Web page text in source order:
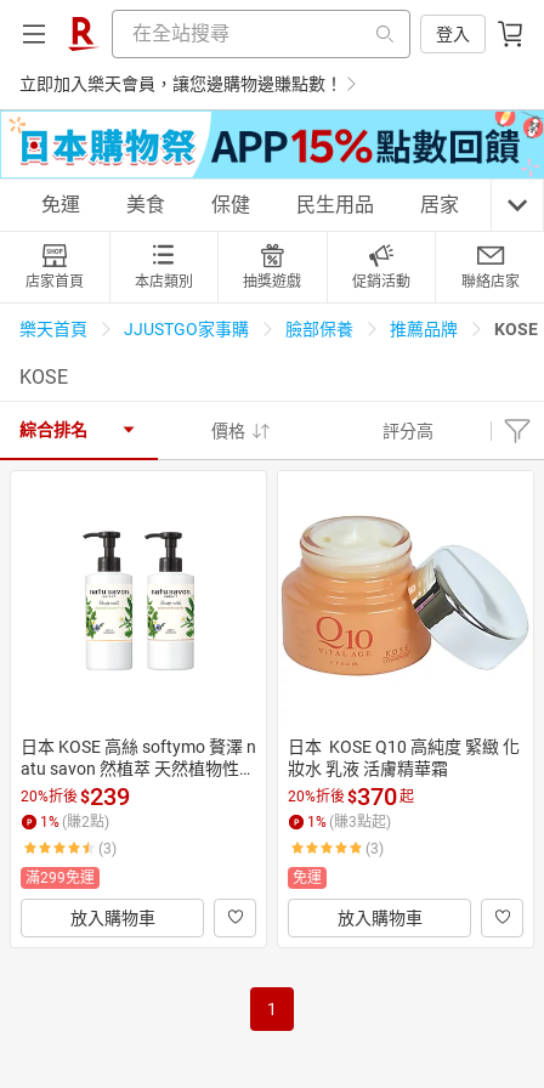
登入
立即加入樂天會員，讓您邊購物邊賺點數！
購物網分類
天天免運 美食蛋糕 養生保健 民生用品
居家生活 3C家電 親子玩具
女裝 化妝保養
日本購物 電子/紙本書
免運 美食 保健 民生用品 居家 3C
店家首頁 本店類別 抽獎遊戲 促銷活動 聯絡店家
樂天首頁 JJUSTGO家事購 臉部保養 推薦品牌 KOSE
KOSE
綜合排名 價格 評分高
日本 KOSE 高絲 softymo 贅澤 n
atu savon 然植萃 天然植物性
潤澤身體乳 230ml
20%折後$239
1 % (賺2點)
(3)
滿299免運
放入購物車
日本  KOSE Q10 高純度 緊緻 化
妝水 乳液 活膚精華霜
20%折後$370起
1 % (賺3點起)
(3)
免運
放入購物車
1